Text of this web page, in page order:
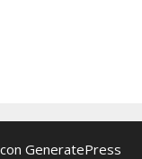
GeneratePress